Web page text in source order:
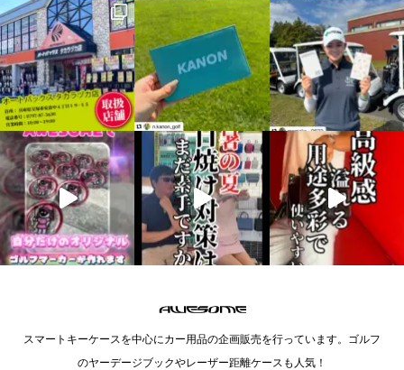
スマートキーケースを中心にカー用品の企画販売を行っています。ゴルフ
のヤーデージブックやレーザー距離ケースも人気！